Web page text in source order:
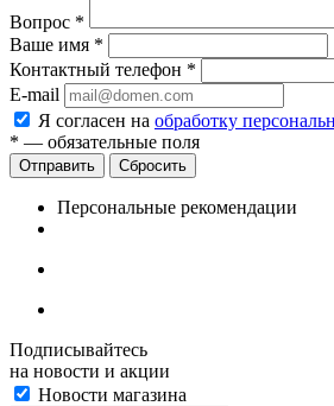
Вопрос *
Ваше имя *
Контактный телефон *
E-mail
Я согласен на обработку
* — обязательные поля
Сбросить
Персональные рекомендации
Подписывайтесь
на новости и акции
Новости магазина